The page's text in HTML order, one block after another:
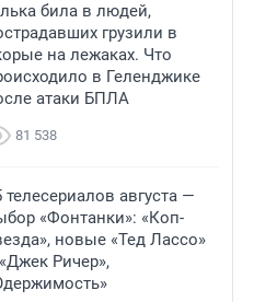
била в людей,
грузили в
на лежаках. Что
в Геленджике
атаки БПЛА
81 538
телесериалов августа —
«Фонтанки»: «Коп-
новые «Тед Лассо»
Ричер»,